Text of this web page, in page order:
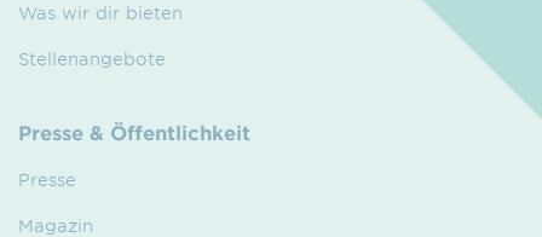
Was wir dir bieten
Stellenangebote
Presse & Öffentlichkeit
Presse
Magazin